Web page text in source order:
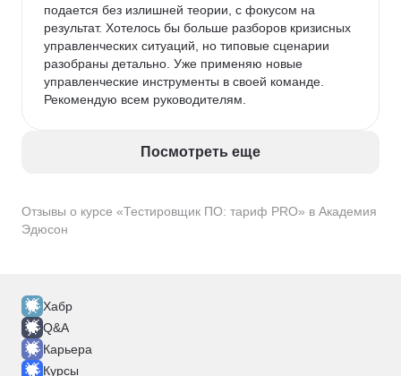
Отзывы о курсе «Тестировщик ПО: тариф PRO» в Академия
Эдюсон
подается без излишней теории, с фокусом на
результат. Хотелось бы больше разборов кризисных
управленческих ситуаций, но типовые сценарии
разобраны детально. Уже применяю новые
управленческие инструменты в своей команде.
Рекомендую всем руководителям.
Посмотреть еще
Хабр
Q&A
Карьера
Курсы